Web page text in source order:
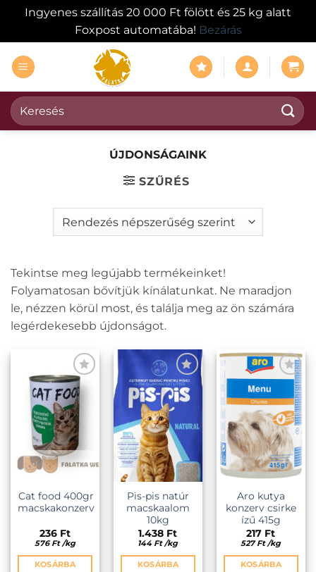
Ingyenes szállítás 20 000 Ft fölött és 25 kg alatt
Foxpost automatába! Bezárás
Keresés
a
ÚJDONSÁGAINK
SZŰRÉS
Tekintse meg legújabb termékeinket!
Folyamatosan bővítjük kínálatunkat. Ne maradjon
le, nézzen körül most, és találja meg az ön számára
legérdekesebb újdonságot.
KEDVENCEKHEZ
Cat food 400gr
macskakonzerv
236 Ft
576 Ft /kg
KOSÁRBA
KEDVENCEKHEZ
Pis-pis natúr
macskaalom
10kg
1.438 Ft
144 Ft /kg
KOSÁRBA
KEDVENCEKHEZ
Aro kutya
konzerv csirke
ízű 415g
217 Ft
527Ft /kg
KOSÁRBA